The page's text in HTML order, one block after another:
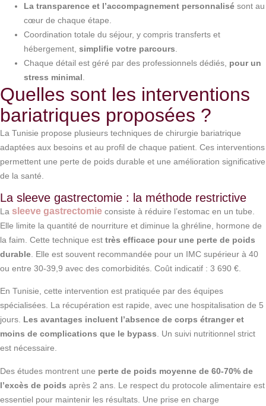
La transparence et l’accompagnement personnalisé sont au
cœur de chaque étape.
Coordination totale du séjour, y compris transferts et
hébergement, simplifie votre parcours
Chaque détail est géré par des professionnels dédiés, pour un
stress minimal
Quelles sont les interventions
bariatriques proposées ?
La Tunisie propose plusieurs techniques de chirurgie bariatrique
adaptées aux besoins et au profil de chaque patient. Ces interventions
permettent une perte de poids durable et une amélioration significative
de la santé.
La sleeve gastrectomie : la méthode restrictive
La sleeve gastrectomie consiste à réduire l’estomac en un tube.
Elle limite la quantité de nourriture et diminue la ghréline, hormone de
la faim. Cette technique est très efficace pour une perte de poids
durable . Elle est souvent recommandée pour un IMC supérieur à 40
ou entre 30-39,9 avec des comorbidités. Coût indicatif : 3 690 €.
En Tunisie, cette intervention est pratiquée par des équipes
spécialisées. La récupération est rapide, avec une hospitalisation de 5
jours. Les avantages incluent l’absence de corps étranger et
moins de complications que le bypass. Un suivi nutritionnel strict
est nécessaire.
Des études montrent une perte de poids moyenne de 60-70% de
l’excès de poids après 2 ans. Le respect du protocole alimentaire est
essentiel pour maintenir les résultats. Une prise en charge